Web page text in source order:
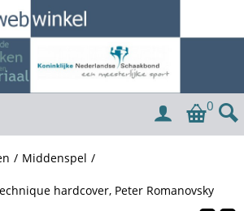
0
/ Middenspel /
hardcover, Peter Romanovsky